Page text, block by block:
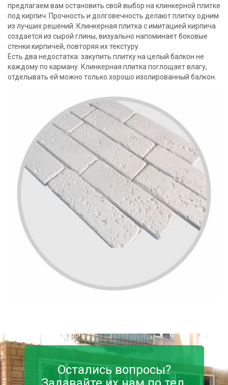
предлагаем вам остановить свой выбор на клинкерной плитке
под кирпич. Прочность и долговечность делают плитку одним
из лучших решений. Клинкерная плитка с имитацией кирпича
создается из сырой глины, визуально напоминает боковые
стенки кирпичей, повторяя их текстуру.
Есть два недостатка: закупить плитку на целый балкон не
каждому по карману. Клинкерная плитка поглощает влагу,
отделывать ей можно только хорошо изолированный балкон.
Остались вопросы?